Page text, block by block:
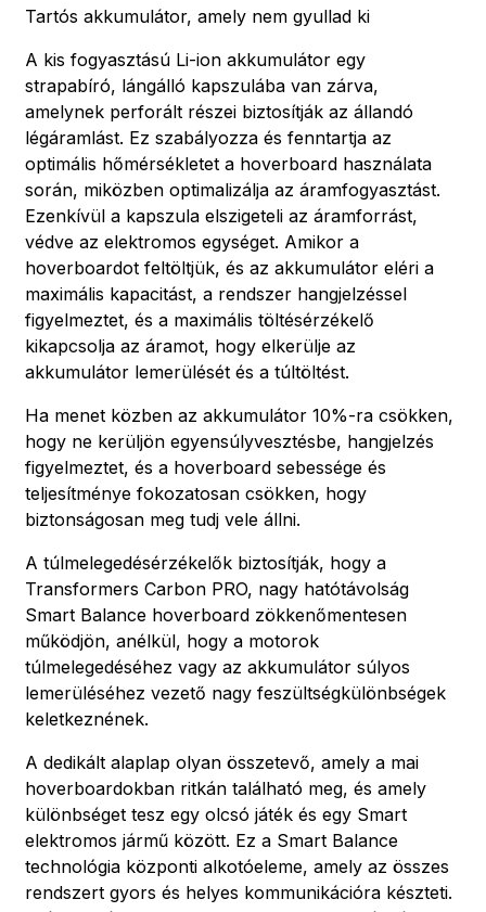
Tartós akkumulátor, amely nem gyullad ki
A kis fogyasztású Li-ion akkumulátor egy
strapabíró, lángálló kapszulába van zárva,
amelynek perforált részei biztosítják az állandó
légáramlást. Ez szabályozza és fenntartja az
optimális hőmérsékletet a hoverboard használata
során, miközben optimalizálja az áramfogyasztást.
Ezenkívül a kapszula elszigeteli az áramforrást,
védve az elektromos egységet. Amikor a
hoverboardot feltöltjük, és az akkumulátor eléri a
maximális kapacitást, a rendszer hangjelzéssel
figyelmeztet, és a maximális töltésérzékelő
kikapcsolja az áramot, hogy elkerülje az
akkumulátor lemerülését és a túltöltést.
Ha menet közben az akkumulátor 10%-ra csökken,
hogy ne kerüljön egyensúlyvesztésbe, hangjelzés
figyelmeztet, és a hoverboard sebessége és
teljesítménye fokozatosan csökken, hogy
biztonságosan meg tudj vele állni.
A túlmelegedésérzékelők biztosítják, hogy a
Transformers Carbon PRO, nagy hatótávolság
Smart Balance hoverboard zökkenőmentesen
működjön, anélkül, hogy a motorok
túlmelegedéséhez vagy az akkumulátor súlyos
lemerüléséhez vezető nagy feszültségkülönbségek
keletkeznének.
A dedikált alaplap olyan összetevő, amely a mai
hoverboardokban ritkán található meg, és amely
különbséget tesz egy olcsó játék és egy Smart
elektromos jármű között. Ez a Smart Balance
technológia központi alkotóeleme, amely az összes
rendszert gyors és helyes kommunikációra készteti.